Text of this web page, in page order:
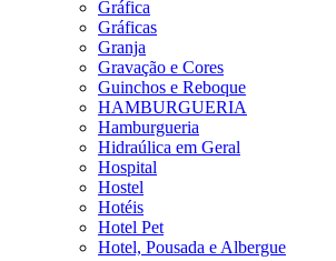
Gráfica
Gráficas
Granja
Gravação e Cores
Guinchos e Reboque
HAMBURGUERIA
Hamburgueria
Hidraúlica em Geral
Hospital
Hostel
Hotéis
Hotel Pet
Hotel, Pousada e Albergue